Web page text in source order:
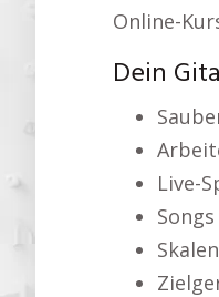
Online-
Dein
Live-